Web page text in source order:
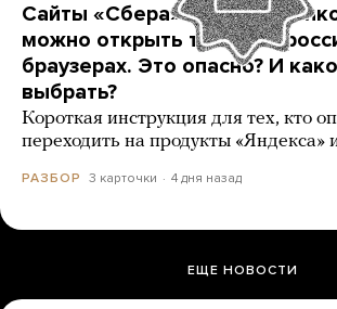
Сайты «Сбера» и других
можно открыть только в
браузерах. Это опасно? И
выбрать?
Короткая инструкция для тех, кто
переходить на продукты «Яндекса»
РАЗБОР 3 карточки 4 дня назад
ЕЩЕ НОВОСТИ